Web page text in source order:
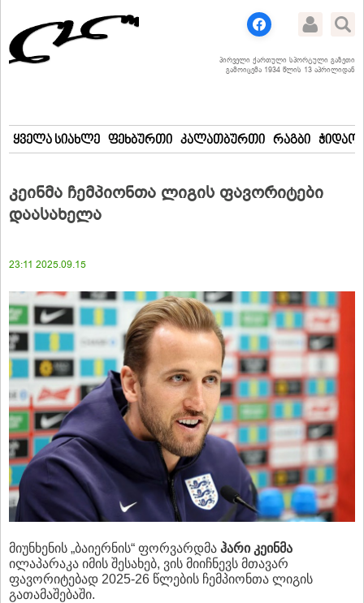
პირველი ქართული სპორტული გაზეთი
გამოიცემა 1934 წლის 13 აპრილიდან
ყველა სიახლე ფეხბურთი კალათბურთი რაგბი
კეინმა ჩემპიონთა ლიგის ფავორიტები
დაასახელა
23:11 2025.09.15
მიუნხენის „ბაიერნის“ ფორვარდმა ჰარი კეინმა
ილაპარაკა იმის შესახებ, ვის მიიჩნევს მთავარ
ფავორიტებად 2025-26 წლების ჩემპიონთა ლიგის
გათამაშებაში.